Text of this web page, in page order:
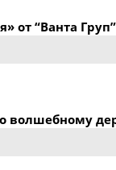
от “Ванта Груп”
волшебному